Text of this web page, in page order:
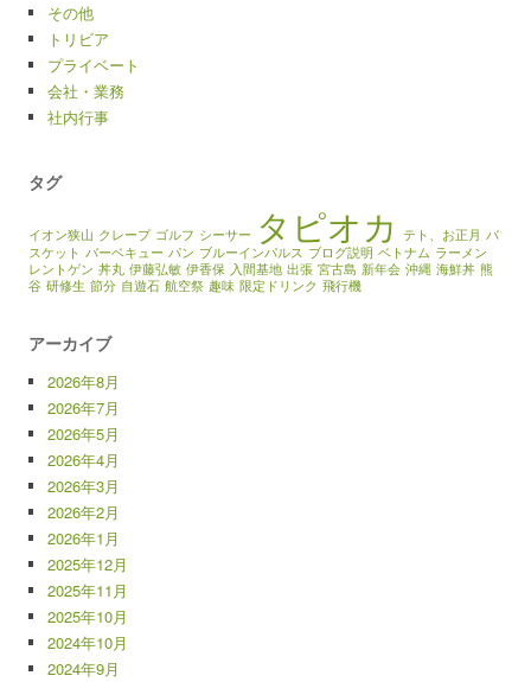
その他
トリビア
プライベート
会社・業務
社内行事
タグ
イオン狭山 クレープ ゴルフ シーサー タピオカ テト、お正月 バ
スケット バーベキュー パン ブルーインパルス ブログ説明 ベトナム ラーメン
レントゲン 丼丸 伊藤弘敏 伊香保 入間基地 出張 宮古島 新年会 沖縄 海鮮丼 熊
谷 研修生 節分 自遊石 航空祭 趣味 限定ドリンク 飛行機
アーカイブ
2026年8月
2026年7月
2026年5月
2026年4月
2026年3月
2026年2月
2026年1月
2025年12月
2025年11月
2025年10月
2024年10月
2024年9月